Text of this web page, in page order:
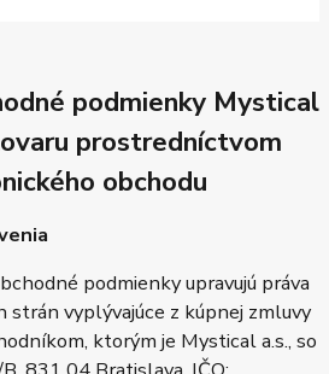
podmienky Mystical
prostredníctvom
obchodu
podmienky upravujú práva
strán vyplývajúce z kúpnej zmluvy
ktorým je Mystical a.s., so